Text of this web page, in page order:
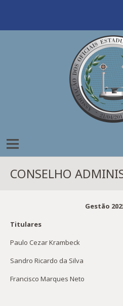
CONSELHO
Gestão
Titulares
Paulo Cezar Krambeck
Sandro Ricardo da Silva
Francisco Marques Neto